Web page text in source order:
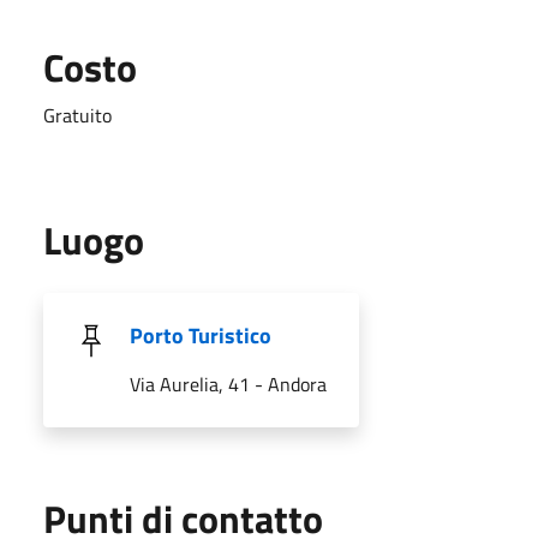
Costo
Gratuito
Luogo
Porto Turistico
Via Aurelia, 41 - Andora
Punti di contatto